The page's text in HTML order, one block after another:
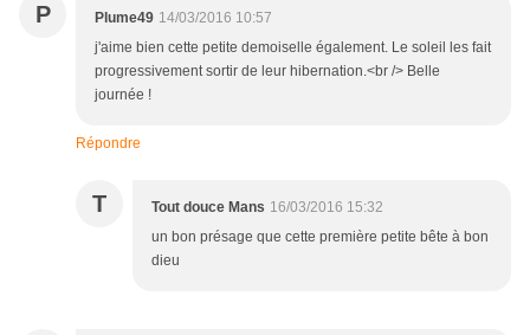
P Plume49 14/03/2016 10:57
j'aime bien cette petite demoiselle également. Le soleil les fait
progressivement sortir de leur hibernation.<br /> Belle
journée !
Répondre
T Tout douce Mans 16/03/2016 15:32
un bon présage que cette première petite bête à bon
dieu